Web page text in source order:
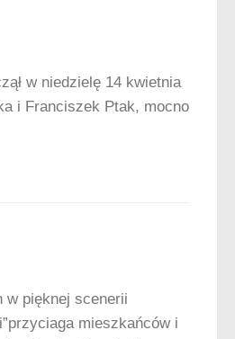
w niedzielę 14 kwietnia
i Franciszek Ptak, mocno
w pięknej scenerii
mieszkańców i